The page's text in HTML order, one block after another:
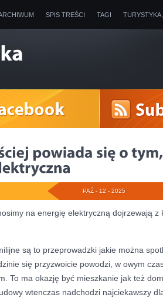
SPIS TREŚCI TAGI
PAŹ - 12 - 2025
na energię elektryczną dojrzewają z
są to przeprowadzki jakie można
się przyzwoicie powodzi, w owym
To ma okazję być mieszkanie jak też
wtenczas nadchodzi najciekawszy